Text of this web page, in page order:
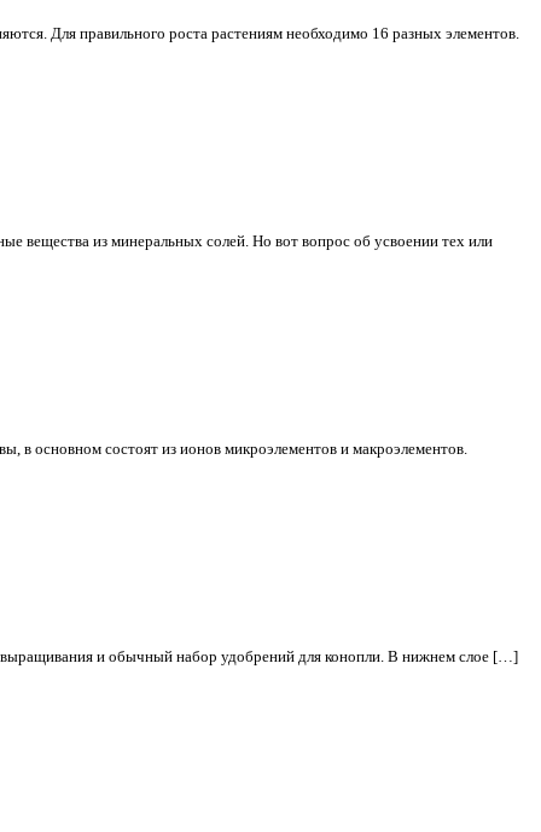
Для правильного роста растениям необходимо 16 разных элементов.
вещества из минеральных солей. Но вот вопрос об усвоении тех или
в основном состоят из ионов микроэлементов и макроэлементов.
выращивания и обычный набор удобрений для конопли. В нижнем слое […]